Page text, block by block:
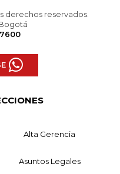
derechos reservados.
Bogotá
Alta Gerencia
Asuntos Legales